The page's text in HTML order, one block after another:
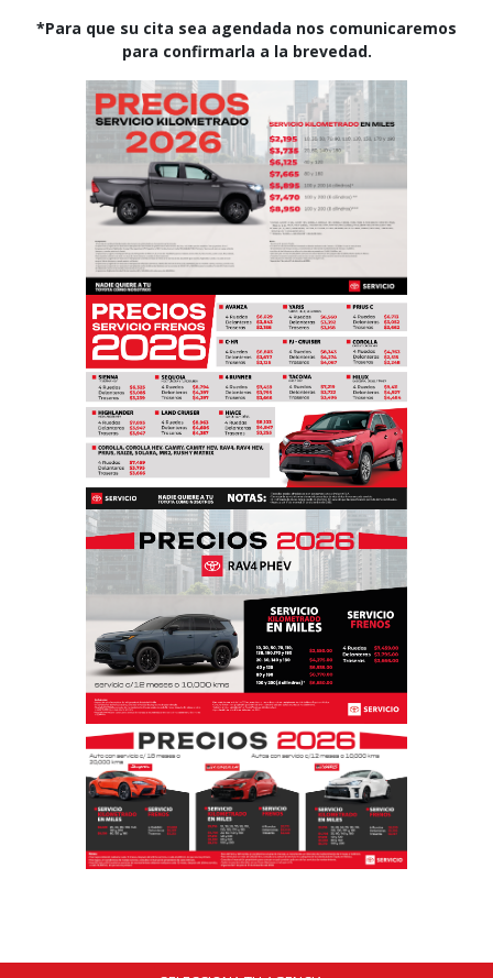
*Para que su cita sea agendada nos comunicaremos
para confirmarla a la brevedad.